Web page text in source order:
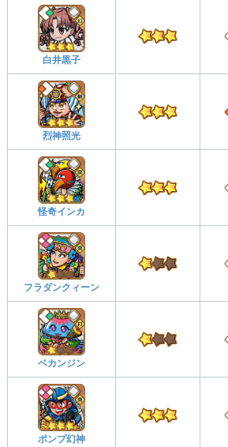
白井黒子
烈神照光
怪奇インカ
フラダンクィーン
ベカンジン
ポンプ幻神